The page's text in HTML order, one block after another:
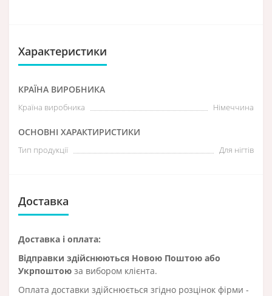
Характеристики
КРАЇНА ВИРОБНИКА
Країна виробника Німеччина
ОСНОВНІ ХАРАКТИРИСТИКИ
Тип продукції Для нігтів
Доставка
Доставка і оплата:
Відправки здійснюються Новою Поштою або
Укрпоштою за вибором клієнта.
Оплата доставки здійснюється згідно розцінок фірми -